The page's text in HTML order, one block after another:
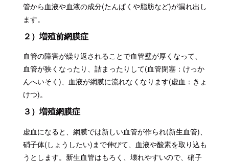
管から血液や血液の成分(たんぱくや脂肪など)が漏れ出し
ます。
２）増殖前網膜症
血管の障害が繰り返されることで血管壁が厚くなって、
血管が狭くなったり、詰まったりして(血管閉塞：けっか
んへいそく)、血液が網膜に流れなくなります(虚血：きょ
けつ)。
３）増殖網膜症
虚血になると、網膜では新しい血管が作られ(新生血管)、
硝子体(しょうしたい)まで伸びて、血液や酸素を取り込も
うとします。新生血管はもろく、壊れやすいので、硝子